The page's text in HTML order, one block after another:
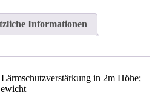
Informationen
in 2m Höhe;